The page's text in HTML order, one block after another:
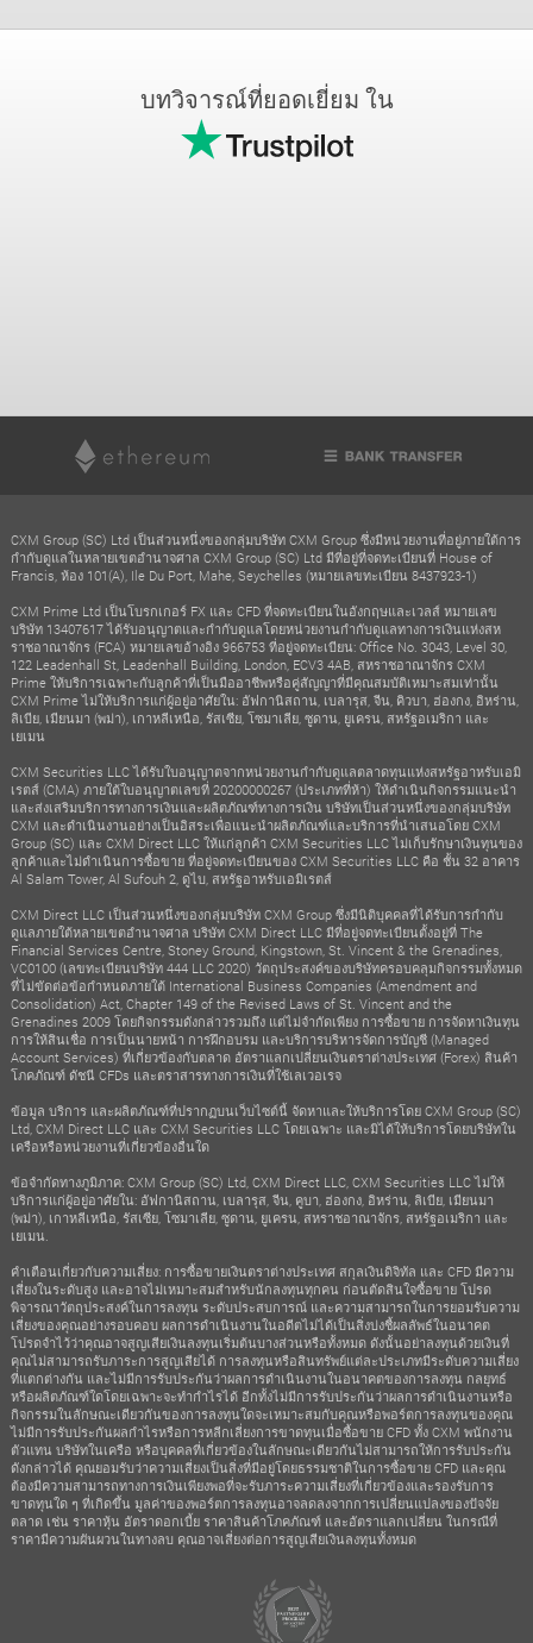
บทวิจารณ์ที่ยอดเยี่ยม ใน
CXM Group (SC) Ltd เป็นส่วนหนึ่งของกลุ่มบริษัท CXM Group ซึ่งมีหน่วยงานที่อยู่ภายใต้การ
กำกับดูแลในหลายเขตอำนาจศาล CXM Group (SC) Ltd มีที่อยู่ที่จดทะเบียนที่ House of
Francis, ห้อง 101(A), Ile Du Port, Mahe, Seychelles (หมายเลขทะเบียน 8437923-1)
CXM Prime Ltd เป็นโบรกเกอร์ FX และ CFD ที่จดทะเบียนในอังกฤษและเวลส์ หมายเลข
บริษัท 13407617 ได้รับอนุญาตและกำกับดูแลโดยหน่วยงานกำกับดูแลทางการเงินแห่งสห
ราชอาณาจักร (FCA) หมายเลขอ้างอิง 966753 ที่อยู่จดทะเบียน: Office No. 3043, Level 30,
122 Leadenhall St, Leadenhall Building, London, ECV3 4AB, สหราชอาณาจักร CXM
Prime ให้บริการเฉพาะกับลูกค้าที่เป็นมืออาชีพหรือคู่สัญญาที่มีคุณสมบัติเหมาะสมเท่านั้น
CXM Prime ไม่ให้บริการแก่ผู้อยู่อาศัยใน: อัฟกานิสถาน, เบลารุส, จีน, คิวบา, ฮ่องกง, อิหร่าน,
ลิเบีย, เมียนมา (พม่า), เกาหลีเหนือ, รัสเซีย, โซมาเลีย, ซูดาน, ยูเครน, สหรัฐอเมริกา และ
เยเมน
CXM Securities LLC ได้รับใบอนุญาตจากหน่วยงานกำกับดูแลตลาดทุนแห่งสหรัฐอาหรับเอมิ
เรตส์ (CMA) ภายใต้ใบอนุญาตเลขที่ 20200000267 (ประเภทที่ห้า) ให้ดำเนินกิจกรรมแนะนำ
และส่งเสริมบริการทางการเงินและผลิตภัณฑ์ทางการเงิน บริษัทเป็นส่วนหนึ่งของกลุ่มบริษัท
CXM และดำเนินงานอย่างเป็นอิสระเพื่อแนะนำผลิตภัณฑ์และบริการที่นำเสนอโดย CXM
Group (SC) และ CXM Direct LLC ให้แก่ลูกค้า CXM Securities LLC ไม่เก็บรักษาเงินทุนของ
ลูกค้าและไม่ดำเนินการซื้อขาย ที่อยู่จดทะเบียนของ CXM Securities LLC คือ ชั้น 32 อาคาร
Al Salam Tower, Al Sufouh 2, ดูไบ, สหรัฐอาหรับเอมิเรตส์
CXM Direct LLC เป็นส่วนหนึ่งของกลุ่มบริษัท CXM Group ซึ่งมีนิติบุคคลที่ได้รับการกำกับ
ดูแลภายใต้หลายเขตอำนาจศาล บริษัท CXM Direct LLC มีที่อยู่จดทะเบียนตั้งอยู่ที่ The
Financial Services Centre, Stoney Ground, Kingstown, St. Vincent & the Grenadines,
VC0100 (เลขทะเบียนบริษัท 444 LLC 2020) วัตถุประสงค์ของบริษัทครอบคลุมกิจกรรมทั้งหมด
ที่ไม่ขัดต่อข้อกำหนดภายใต้ International Business Companies (Amendment and
Consolidation) Act, Chapter 149 of the Revised Laws of St. Vincent and the
Grenadines 2009 โดยกิจกรรมดังกล่าวรวมถึง แต่ไม่จำกัดเพียง การซื้อขาย การจัดหาเงินทุน
การให้สินเชื่อ การเป็นนายหน้า การฝึกอบรม และบริการบริหารจัดการบัญชี (Managed
Account Services) ที่เกี่ยวข้องกับตลาด อัตราแลกเปลี่ยนเงินตราต่างประเทศ (Forex) สินค้า
โภคภัณฑ์ ดัชนี CFDs และตราสารทางการเงินที่ใช้เลเวอเรจ
ข้อมูล บริการ และผลิตภัณฑ์ที่ปรากฏบนเว็บไซต์นี้ จัดหาและให้บริการโดย CXM Group (SC)
Ltd, CXM Direct LLC และ CXM Securities LLC โดยเฉพาะ และมิได้ให้บริการโดยบริษัทใน
เครือหรือหน่วยงานที่เกี่ยวข้องอื่นใด
ข้อจำกัดทางภูมิภาค: CXM Group (SC) Ltd, CXM Direct LLC, CXM Securities LLC ไม่ให้
บริการแก่ผู้อยู่อาศัยใน: อัฟกานิสถาน, เบลารุส, จีน, คูบา, ฮ่องกง, อิหร่าน, ลิเบีย, เมียนมา
(พม่า), เกาหลีเหนือ, รัสเซีย, โซมาเลีย, ซูดาน, ยูเครน, สหราชอาณาจักร, สหรัฐอเมริกา และ
เยเมน.
คำเตือนเกี่ยวกับความเสี่ยง: การซื้อขายเงินตราต่างประเทศ สกุลเงินดิจิทัล และ CFD มีความ
เสี่ยงในระดับสูง และอาจไม่เหมาะสมสำหรับนักลงทุนทุกคน ก่อนตัดสินใจซื้อขาย โปรด
พิจารณาวัตถุประสงค์ในการลงทุน ระดับประสบการณ์ และความสามารถในการยอมรับความ
เสี่ยงของคุณอย่างรอบคอบ ผลการดำเนินงานในอดีตไม่ได้เป็นสิ่งบ่งชี้ผลลัพธ์ในอนาคต
โปรดจำไว้ว่าคุณอาจสูญเสียเงินลงทุนเริ่มต้นบางส่วนหรือทั้งหมด ดังนั้นอย่าลงทุนด้วยเงินที่
คุณไม่สามารถรับภาระการสูญเสียได้ การลงทุนหรือสินทรัพย์แต่ละประเภทมีระดับความเสี่ยง
ที่แตกต่างกัน และไม่มีการรับประกันว่าผลการดำเนินงานในอนาคตของการลงทุน กลยุทธ์
หรือผลิตภัณฑ์ใดโดยเฉพาะจะทำกำไรได้ อีกทั้งไม่มีการรับประกันว่าผลการดำเนินงานหรือ
กิจกรรมในลักษณะเดียวกันของการลงทุนใดจะเหมาะสมกับคุณหรือพอร์ตการลงทุนของคุณ
ไม่มีการรับประกันผลกำไรหรือการหลีกเลี่ยงการขาดทุนเมื่อซื้อขาย CFD ทั้ง CXM พนักงาน
ตัวแทน บริษัทในเครือ หรือบุคคลที่เกี่ยวข้องในลักษณะเดียวกันไม่สามารถให้การรับประกัน
ดังกล่าวได้ คุณยอมรับว่าความเสี่ยงเป็นสิ่งที่มีอยู่โดยธรรมชาติในการซื้อขาย CFD และคุณ
ต้องมีความสามารถทางการเงินเพียงพอที่จะรับภาระความเสี่ยงที่เกี่ยวข้องและรองรับการ
ขาดทุนใด ๆ ที่เกิดขึ้น มูลค่าของพอร์ตการลงทุนอาจลดลงจากการเปลี่ยนแปลงของปัจจัย
ตลาด เช่น ราคาหุ้น อัตราดอกเบี้ย ราคาสินค้าโภคภัณฑ์ และอัตราแลกเปลี่ยน ในกรณีที่
ราคามีความผันผวนในทางลบ คุณอาจเสี่ยงต่อการสูญเสียเงินลงทุนทั้งหมด